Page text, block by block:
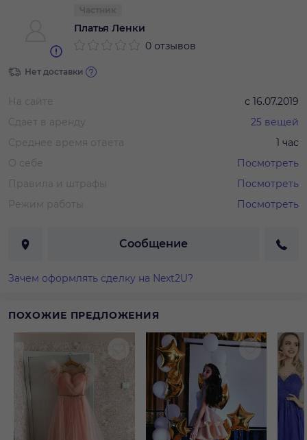
Платья Ленки
0 отзывов
Нет доставки
На сайте с 16.07.2019
Сдает в аренду
25 вещей
Среднее время ответа
1 час
О себе
Посмотреть
Правила и штрафы
Посмотреть
Режим работы
Посмотреть
Сообщение
Зачем оформлять сделку на Next2U?
ПОХОЖИЕ ПРЕДЛОЖЕНИЯ